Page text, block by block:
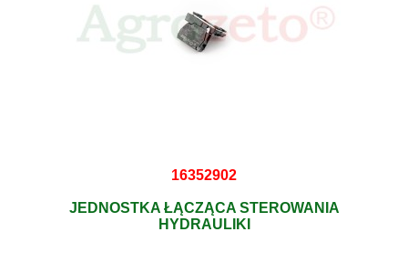
16352902
JEDNOSTKA ŁĄCZĄCA STEROWANIA
HYDRAULIKI